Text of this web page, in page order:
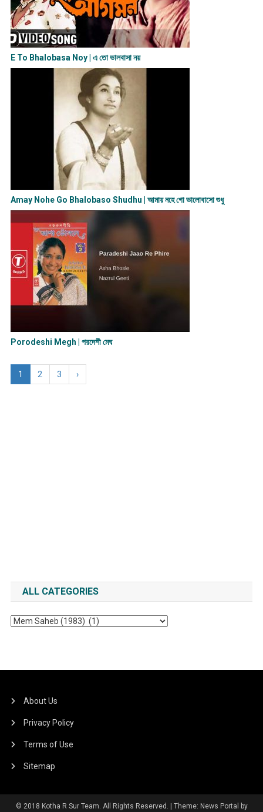
E To Bhalobasa Noy | এ তো ভালবাসা ন​য়
Amay Nohe Go Bhalobaso Shudhu | আমায় নহে গো ভালোবাসো শুধু
Porodeshi Megh | পরদেশী মেঘ
1 2 3 ›
ALL CATEGORIES
All
About Us
Privacy Policy
Terms of Use
Sitemap
© 2018 Kotha R Sur Team. All Rights Reserved. Theme: News Portal by